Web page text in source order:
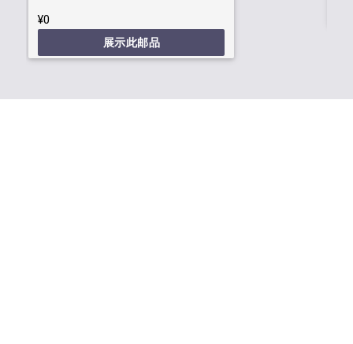
¥0
展示此邮品